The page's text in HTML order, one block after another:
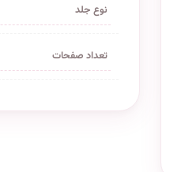
نوع جلد
تعداد صفحات